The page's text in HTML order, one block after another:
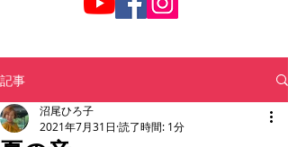
記事
沼尾ひろ子
2021年7月31日 読了時間: 1分